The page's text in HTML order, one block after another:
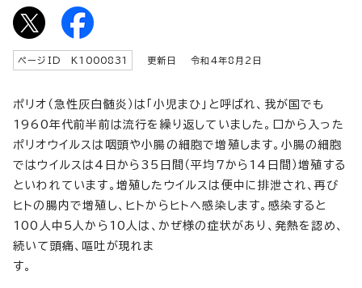
ページID K 1000831 更新日 令和4年8月2日
ポリオ（急性灰白髄炎）は「小児まひ」と呼ばれ、我が国でも
1960年代前半前は流行を繰り返していました。口から入った
ポリオウイルスは咽頭や小腸の細胞で増殖します。小腸の細胞
ではウイルスは4日から35日間（平均7から14日間）増殖する
といわれています。増殖したウイルスは便中に排泄され、再び
ヒトの腸内で増殖し、ヒトからヒトへ感染します。感染すると
100人中5人から10人は、かぜ様の症状があり、発熱を認め、
続いて頭痛、嘔吐が現れま
す。